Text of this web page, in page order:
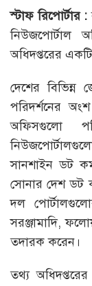
স্টাফ রিপোর্টার:
নিউজপোর্টাল
অধিদপ্তরের
দেশের বিভিন্ন
পরিদর্শনের
অফিসগুলো
সানশাইন ডট
সোনার দেশ ডট
দল
সরঞ্জামাদি,
তদারক করেন।
তথ্য